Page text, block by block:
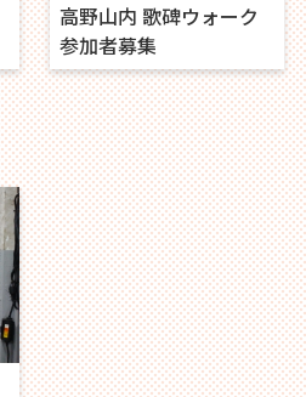
高野山内 歌碑ウォーク
参加者募集